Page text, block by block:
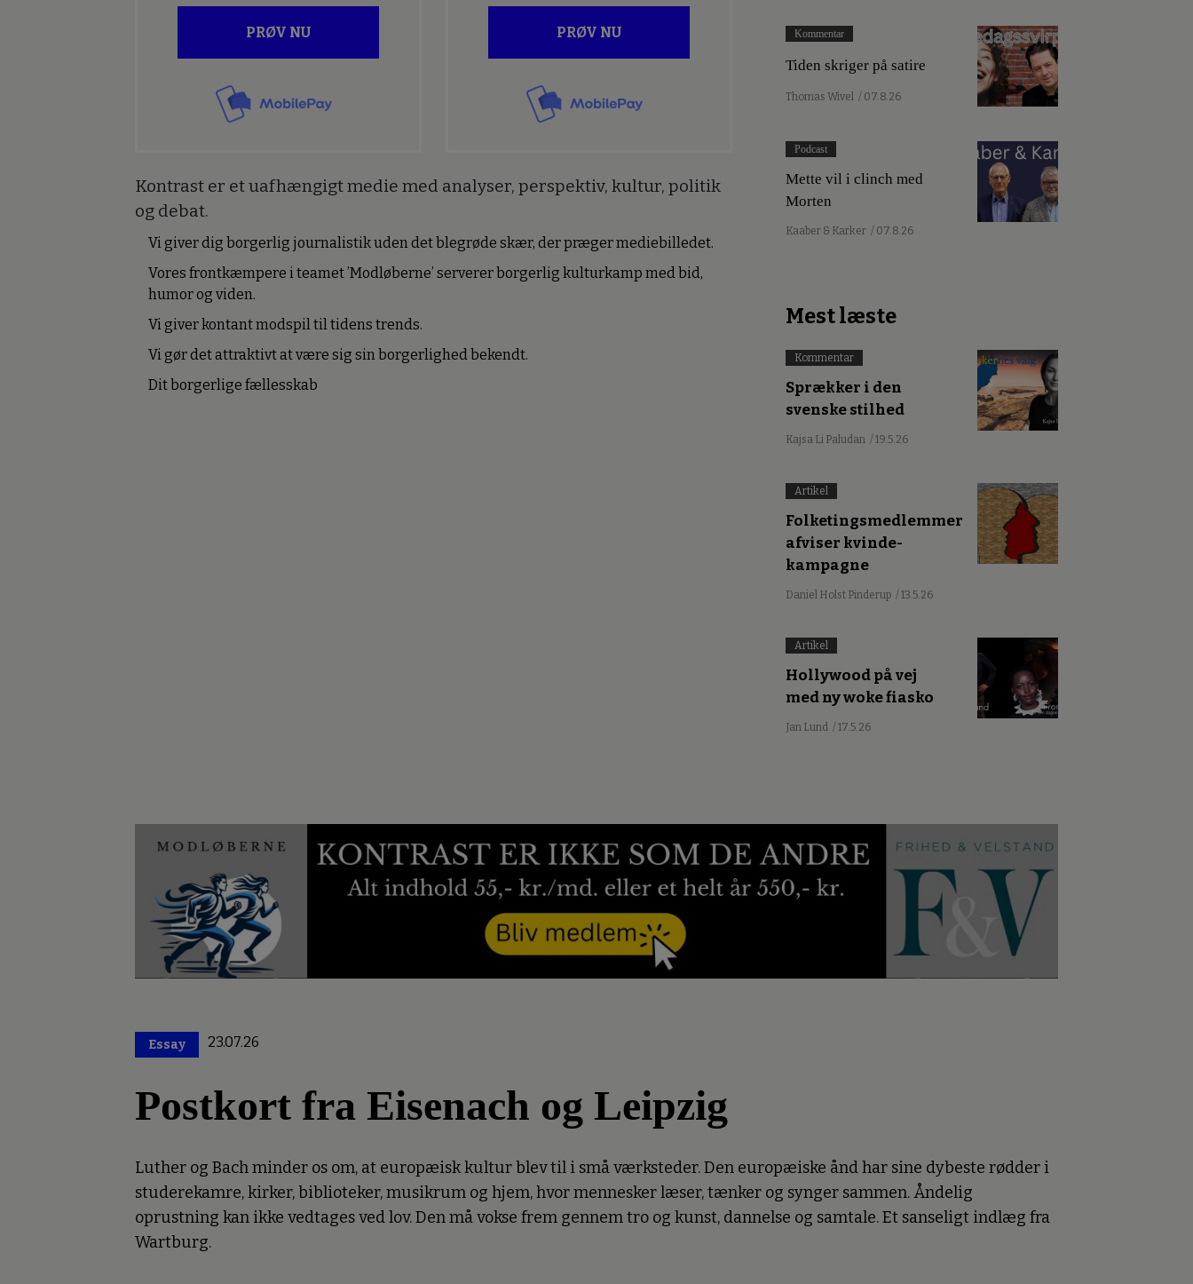
PRØV NU PRØV NU
Kontrast er et uafhængigt medie med analyser, perspektiv, kultur, politik
og debat.
Vi giver dig borgerlig journalistik uden det blegrøde skær, der præger mediebilledet.
Vores frontkæmpere i teamet ’Modløberne’ serverer borgerlig kulturkamp med bid,
humor og viden.
Vi giver kontant modspil til tidens trends.
Vi gør det attraktivt at være sig sin borgerlighed bekendt.
Dit borgerlige fællesskab
Kommentar
Tiden skriger på satire
Thomas Wivel / 07.8.26
Podcast
Mette vil i clinch med
Morten
Kaaber & Karker / 07.8.26
Mest læste
Kommentar
Sprækker i den
svenske stilhed
Kajsa Li Paludan / 19.5.26
Artikel
Folketingsmedlemmer
afviser kvinde-
kampagne
Daniel Holst Pinderup / 13.5.26
Artikel
Hollywood på vej
med ny woke fiasko
Jan Lund / 17.5.26
Essay 23.07.26
Postkort fra Eisenach og Leipzig
Luther og Bach minder os om, at europæisk kultur blev til i små værksteder. Den europæiske ånd har sine dybeste rødder i
studerekamre, kirker, biblioteker, musikrum og hjem, hvor mennesker læser, tænker og synger sammen. Åndelig
oprustning kan ikke vedtages ved lov. Den må vokse frem gennem tro og kunst, dannelse og samtale. Et sanseligt indlæg fra
Wartburg.